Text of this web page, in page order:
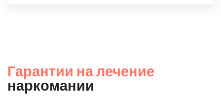
Гарантии на лечение
наркомании